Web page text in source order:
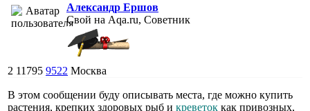
Александр Ершов
Свой на Aqa.ru, Советник
2 11795 9522 Москва
В этом сообщении буду описывать места, где можно купить
растения, крепких здоровых рыб и креветок как привозных,